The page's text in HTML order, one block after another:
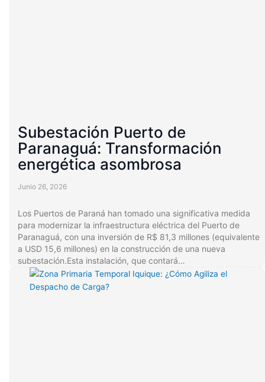
Subestación Puerto de
Paranaguá: Transformación
energética asombrosa
Junio 26, 2026
Los Puertos de Paraná han tomado una significativa medida
para modernizar la infraestructura eléctrica del Puerto de
Paranaguá, con una inversión de R$ 81,3 millones (equivalente
a USD 15,6 millones) en la construcción de una nueva
subestación.Esta instalación, que contará…